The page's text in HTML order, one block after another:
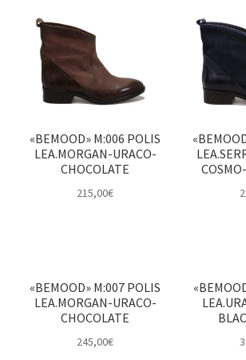
«BEMOOD» M:006 POLIS
LEA.MORGAN-URACO-
CHOCOLATE
215,00€
«BEMOOD» M:007 POLIS
LEA.MORGAN-URACO-
CHOCOLATE
245,00€